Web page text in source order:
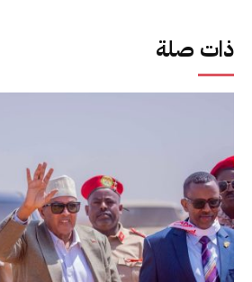
ذات صلة